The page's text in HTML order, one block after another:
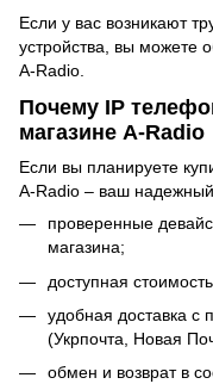
Если у вас возникают
устройства, вы можете
A-Radio.
Почему IP
магазине A-Radio
Если вы планируете
A-Radio – ваш
проверенные
магазина;
доступная
удобная доставка
(Укрпочта, Новая
обмен и возврат в